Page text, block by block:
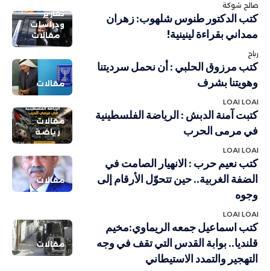
صالح شوكة
تقارير
ودراسات
مقالات
كتب الدكتور طنوس شلهوب: زهران
ممداني بقراءة لينينية!
رباح
مقالات
كتب مرزوق الحلبي : أن نحمل سرديتنا
وهويتنا بشرف
LOAI LOAI
مقالات
رياضة
كتبت آمنة الدبش : الرياضة الفلسطينية
في مرمى الحرب
LOAI LOAI
مقالات
كتب نعيم حرب : الانهيار الصامت في
الضفة الغربية.. حين تتحوّل الأرقام إلى
وجوه
LOAI LOAI
مقالات
كتب اسماعيل جمعه الريماوي:مخيم
قلنديا.. بوابة القدس التي تقف في وجه
التهجير والتمدد الاستيطاني